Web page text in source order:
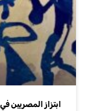
ابتزاز المصريين